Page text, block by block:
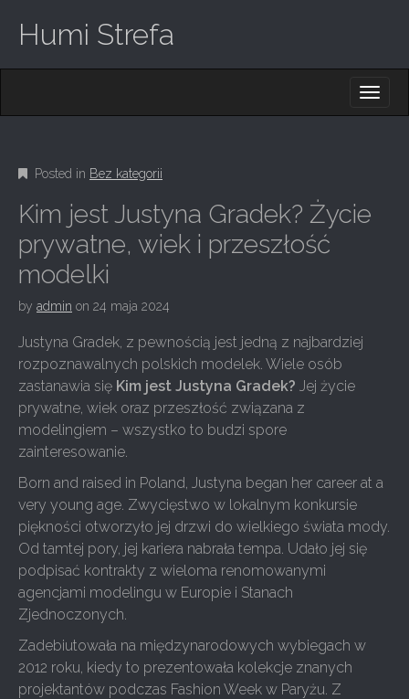
Humi Strefa
M
E
N
U
C
N
E
N
T
Posted in Bez kategorii
Kim jest Justyna Gradek? Życie
prywatne, wiek i przeszłość
modelki
by admin on 24 maja 2024
Justyna Gradek, z pewnością jest jedną z najbardziej
rozpoznawalnych polskich modelek. Wiele osób
zastanawia się Kim jest Justyna Gradek? Jej życie
prywatne, wiek oraz przeszłość związana z
modelingiem – wszystko to budzi spore
zainteresowanie.
Born and raised in Poland, Justyna began her career at a
very young age. Zwycięstwo w lokalnym konkursie
piękności otworzyło jej drzwi do wielkiego świata mody.
Od tamtej pory, jej kariera nabrała tempa. Udało jej się
podpisać kontrakty z wieloma renomowanymi
agencjami modelingu w Europie i Stanach
Zjednoczonych.
Zadebiutowała na międzynarodowych wybiegach w
2012 roku, kiedy to prezentowała kolekcje znanych
projektantów podczas Fashion Week w Paryżu. Z